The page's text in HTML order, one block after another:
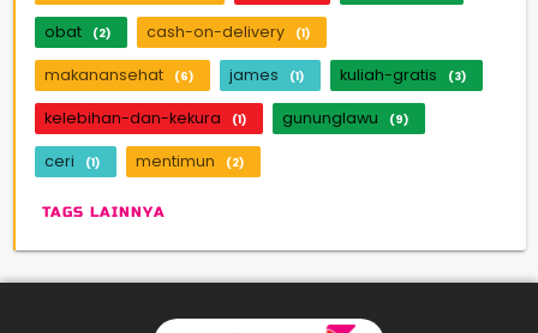
obat (2) cash-on-delivery (1)
makanansehat (6) james (1) kuliah-gratis (3)
kelebihan-dan-kekura (1) gununglawu (9)
ceri (1) mentimun (2)
TAGS LAINNYA